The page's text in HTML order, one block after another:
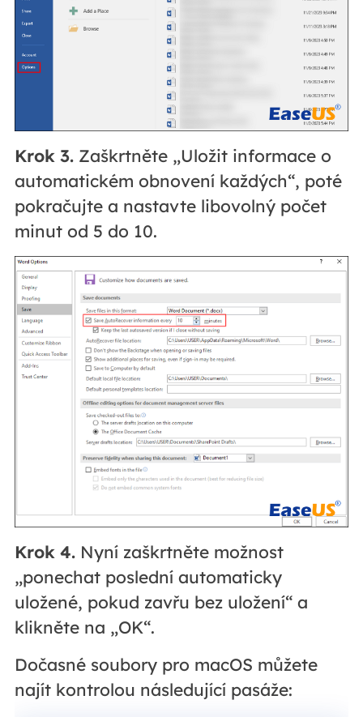
Krok 3.Zaškrtněte „Uložit informace o
automatickém obnovení každých“, poté
pokračujte a nastavte libovolný počet
minut od 5 do 10.
Krok 4.Nyní zaškrtněte možnost
„ponechat poslední automaticky
uložené, pokud zavřu bez uložení“ a
klikněte na „OK“.
Dočasné soubory pro macOS můžete
najít kontrolou následující pasáže: